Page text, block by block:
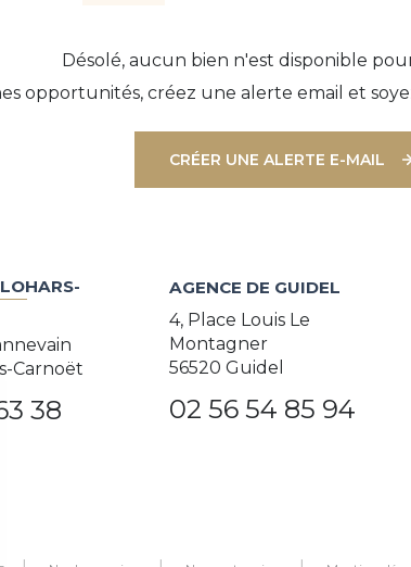
Désolé, aucun bien n'est disponible
opportunités, créez une alerte email et
CRÉER UNE ALERTE E-MAIL
Carnoët
38
AGENCE DE GUIDEL
4, Place Louis Le
Montagner
56520 Guidel
02 56 54 85 94